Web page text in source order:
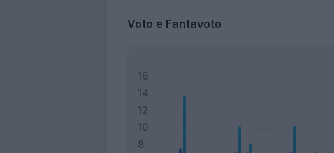
Voto e Fantavoto